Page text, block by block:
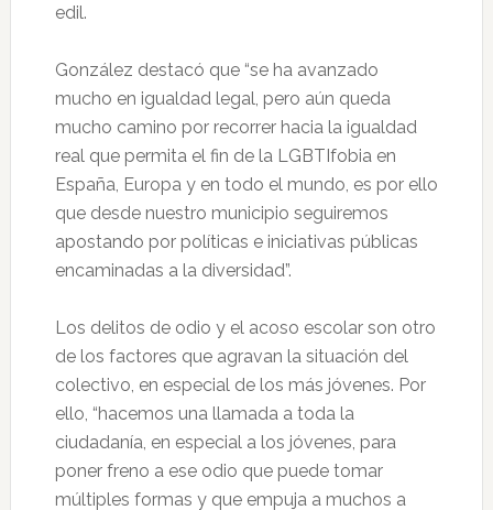
edil.
González destacó que “se ha avanzado
mucho en igualdad legal, pero aún queda
mucho camino por recorrer hacia la igualdad
real que permita el fin de la LGBTIfobia en
España, Europa y en todo el mundo, es por ello
que desde nuestro municipio seguiremos
apostando por políticas e iniciativas públicas
encaminadas a la diversidad”.
Los delitos de odio y el acoso escolar son otro
de los factores que agravan la situación del
colectivo, en especial de los más jóvenes. Por
ello, “hacemos una llamada a toda la
ciudadanía, en especial a los jóvenes, para
poner freno a ese odio que puede tomar
múltiples formas y que empuja a muchos a